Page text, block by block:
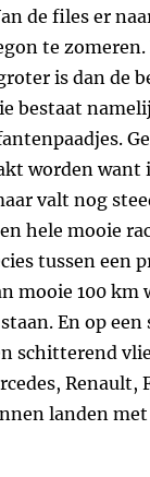
de files er
te
is dan de
bestaat
worden want
valt nog
hele mooie
tussen een
mooie 100 km
En op een
schitterend
Renault,
landen